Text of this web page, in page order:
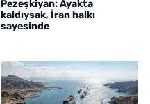
Pezeşkiyan: Ayakta
kaldıysak, İran halkı
sayesinde